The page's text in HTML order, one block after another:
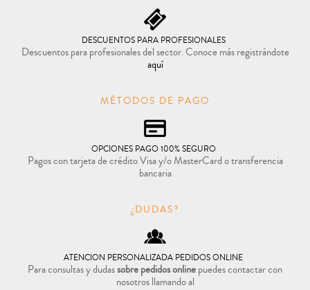
DESCUENTOS PARA PROFESIONALES
Descuentos para profesionales del sector. Conoce más registrándote
aquí
MÉTODOS DE PAGO
OPCIONES PAGO 100% SEGURO
Pagos con tarjeta de crédito Visa y/o MasterCard o transferencia
bancaria
¿DUDAS?
ATENCION PERSONALIZADA PEDIDOS ONLINE
Para consultas y dudassobre pedidos onlinepuedes contactar con
nosotros llamando al